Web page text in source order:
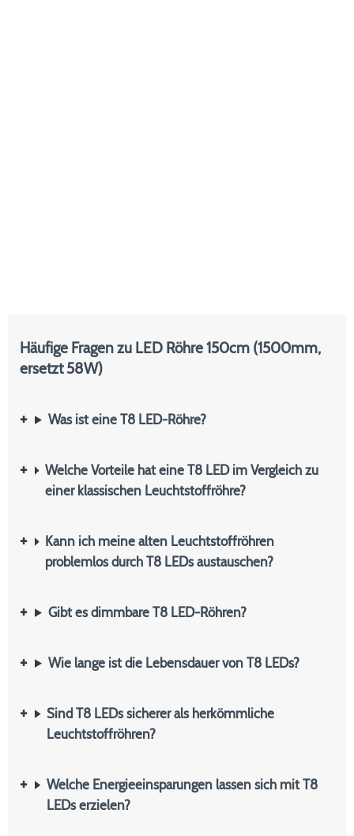
Häufige Fragen zu LED Röhre 150cm (1500mm,
ersetzt 58W)
Was ist eine T8 LED-Röhre?
Welche Vorteile hat eine T8 LED im Vergleich zu
einer klassischen Leuchtstoffröhre?
Kann ich meine alten Leuchtstoffröhren
problemlos durch T8 LEDs austauschen?
Gibt es dimmbare T8 LED-Röhren?
Wie lange ist die Lebensdauer von T8 LEDs?
Sind T8 LEDs sicherer als herkömmliche
Leuchtstoffröhren?
Welche Energieeinsparungen lassen sich mit T8
LEDs erzielen?